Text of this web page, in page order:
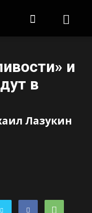
и
в
Лазукин